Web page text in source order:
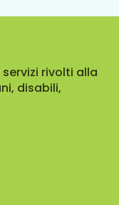
rivolti alla
disabili,